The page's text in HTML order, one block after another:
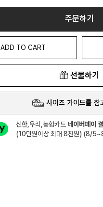
주문하기
ADD TO CART
선물하기
사이즈 가이드를 참
신한,우리,농협카드 네이버페이
(10만원이상 최대 8천원) (8/